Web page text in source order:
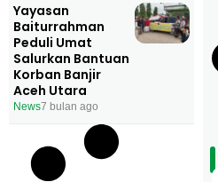
Yayasan
Baiturrahman
Peduli Umat
Salurkan Bantuan
Korban Banjir
Aceh Utara
News7 bulan ago